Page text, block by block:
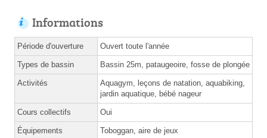
Informations
Période d'ouverture Ouvert toute l'année
Types de bassin Bassin 25m, pataugeoire, fosse de plongée
Activités
Aquagym, leçons de natation, aquabiking,
jardin aquatique, bébé nageur
Cours collectifs Oui
Équipements Toboggan, aire de jeux